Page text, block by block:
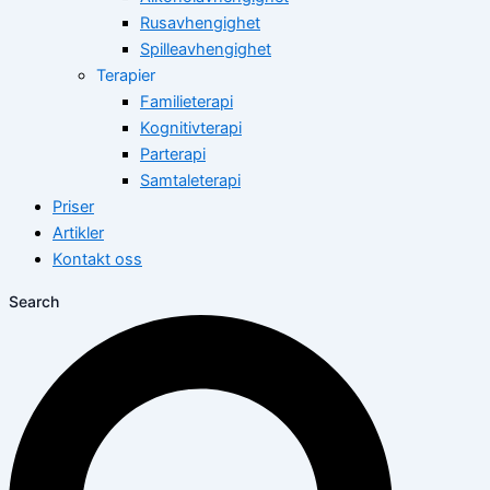
Rusavhengighet
Spilleavhengighet
Terapier
Familieterapi
Kognitivterapi
Parterapi
Samtaleterapi
Priser
Artikler
Kontakt oss
Search